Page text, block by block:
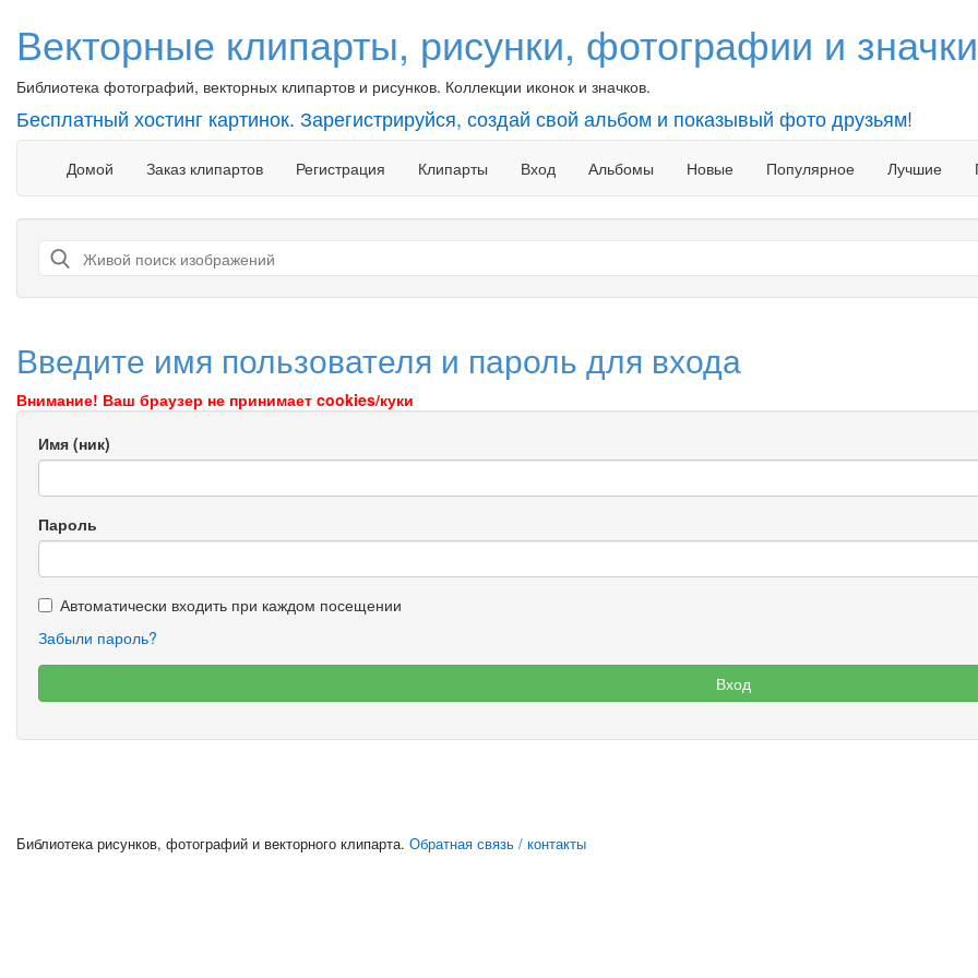
Векторные клипарты, рисунки, фотографии и
Библиотека фотографий, векторных клипартов и рисунков. Коллекции иконок и значков.
Бесплатный хостинг картинок. Зарегистрируйся, создай свой альбом и показывый фото друзьям!
Домой Заказ клипартов Регистрация Клипарты Вход Альбомы Новые Популярное Лучшие
Введите имя пользователя и пароль для входа
Внимание! Ваш браузер не принимает cookies/куки
Имя (ник)
Пароль
Автоматически входить при каждом посещении
Забыли пароль?
Библиотека рисунков, фотографий и векторного клипарта. Обратная связь / контакты